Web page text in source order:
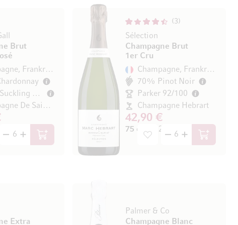
Brut
Champagne, Frankreich
James Suckling 91/100
Champagne De Saint-Gall
€ / l)
In den Warenkorb
3
Sélection
Champagne Brut
1er Cru
Champagne, Frankreich
70% Pinot Noir
Parker 92/100
Champagne Hebrart
42,90 €
75 cl (57,20 € / l)
In den
Extra
Palmer & Co
Champagne Blanc